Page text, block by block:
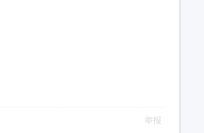
举报